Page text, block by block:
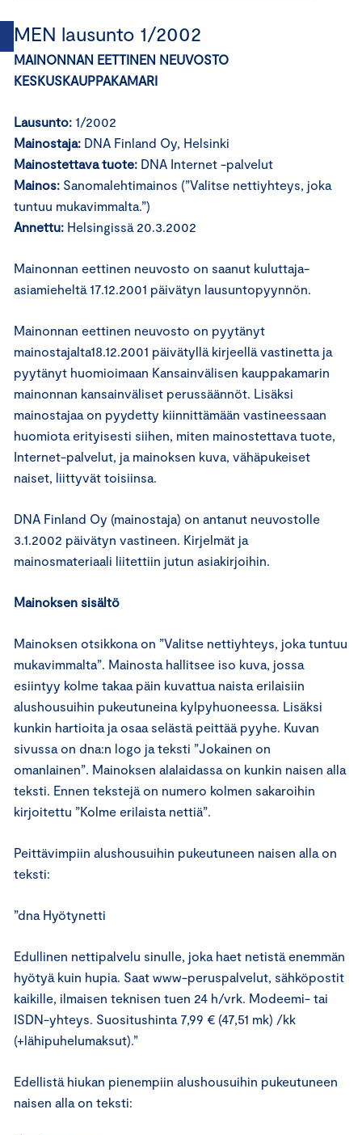
MEN lausunto 1/2002
MAINONNAN EETTINEN NEUVOSTO
KESKUSKAUPPAKAMARI
Lausunto: 1/2002
Mainostaja: DNA Finland Oy, Helsinki
Mainostettava tuote: DNA Internet -palvelut
Mainos: Sanomalehtimainos (”Valitse nettiyhteys, joka
tuntuu mukavimmalta.”)
Annettu: Helsingissä 20.3.2002
Mainonnan eettinen neuvosto on saanut kuluttaja-
asiamieheltä 17.12.2001 päivätyn lausuntopyynnön.
Mainonnan eettinen neuvosto on pyytänyt
mainostajalta18.12.2001 päivätyllä kirjeellä vastinetta ja
pyytänyt huomioimaan Kansainvälisen kauppakamarin
mainonnan kansainväliset perussäännöt. Lisäksi
mainostajaa on pyydetty kiinnittämään vastineessaan
huomiota erityisesti siihen, miten mainostettava tuote,
Internet-palvelut, ja mainoksen kuva, vähäpukeiset
naiset, liittyvät toisiinsa.
DNA Finland Oy (mainostaja) on antanut neuvostolle
3.1.2002 päivätyn vastineen. Kirjelmät ja
mainosmateriaali liitettiin jutun asiakirjoihin.
Mainoksen sisältö
Mainoksen otsikkona on ”Valitse nettiyhteys, joka tuntuu
mukavimmalta”. Mainosta hallitsee iso kuva, jossa
esiintyy kolme takaa päin kuvattua naista erilaisiin
alushousuihin pukeutuneina kylpyhuoneessa. Lisäksi
kunkin hartioita ja osaa selästä peittää pyyhe. Kuvan
sivussa on dna:n logo ja teksti ”Jokainen on
omanlainen”. Mainoksen alalaidassa on kunkin naisen alla
teksti. Ennen tekstejä on numero kolmen sakaroihin
kirjoitettu ”Kolme erilaista nettiä”.
Peittävimpiin alushousuihin pukeutuneen naisen alla on
teksti:
”dna Hyötynetti
Edullinen nettipalvelu sinulle, joka haet netistä enemmän
hyötyä kuin hupia. Saat www-peruspalvelut, sähköpostit
kaikille, ilmaisen teknisen tuen 24 h/vrk. Modeemi- tai
ISDN-yhteys. Suositushinta 7,99 € (47,51 mk) /kk
(+lähipuhelumaksut).”
Edellistä hiukan pienempiin alushousuihin pukeutuneen
naisen alla on teksti: